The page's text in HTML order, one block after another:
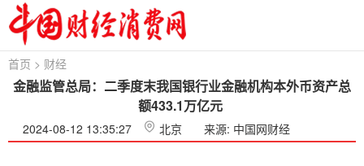
首页 > 财经
金融监管总局：二季度末我国银行业金融机构本外币资产总
额433.1万亿元 ​
2024-08-12 13:35:27 北京 来源: 中国网财经